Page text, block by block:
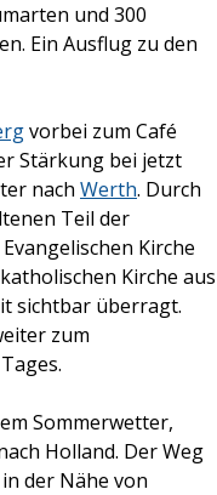
und 300
Ein Ausflug zu den
vorbei zum Café
Stärkung bei jetzt
nach Werth. Durch
Teil der
Kirche
Kirche aus
sichtbar überragt.
zum
Sommerwetter,
Holland. Der Weg
in der Nähe von